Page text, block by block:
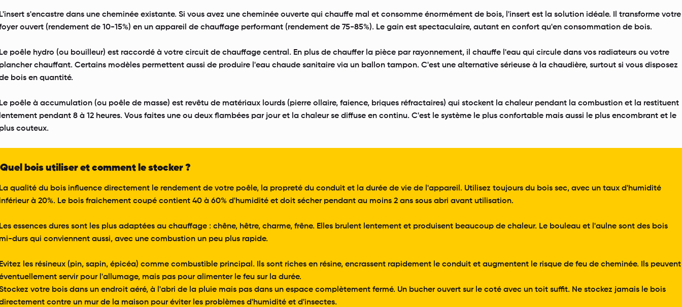
s'encastre dans une cheminée existante. Si vous avez une cheminée ouverte qui chauffe mal et consomme énormément de bois, l'insert est la solution idéale. Il transforme votre
ouvert (rendement de 10-15%) en un appareil de chauffage performant (rendement de 75-85%). Le gain est spectaculaire, autant en confort qu'en consommation de bois.
poêle hydro (ou bouilleur) est raccordé à votre circuit de chauffage central. En plus de chauffer la pièce par rayonnement, il chauffe l'eau qui circule dans vos radiateurs ou votre
chauffant. Certains modèles permettent aussi de produire l'eau chaude sanitaire via un ballon tampon. C'est une alternative sérieuse à la chaudière, surtout si vous disposez
bois en quantité.
poêle à accumulation (ou poêle de masse) est revêtu de matériaux lourds (pierre ollaire, faience, briques réfractaires) qui stockent la chaleur pendant la combustion et la restituent
pendant 8 à 12 heures. Vous faites une ou deux flambées par jour et la chaleur se diffuse en continu. C'est le système le plus confortable mais aussi le plus encombrant et le
couteux.
Quel bois utiliser et comment le stocker ?
qualité du bois influence directement le rendement de votre poêle, la propreté du conduit et la durée de vie de l'appareil. Utilisez toujours du bois sec, avec un taux d'humidité
à 20%. Le bois fraichement coupé contient 40 à 60% d'humidité et doit sécher pendant au moins 2 ans sous abri avant utilisation.
essences dures sont les plus adaptées au chauffage : chêne, hêtre, charme, frêne. Elles brulent lentement et produisent beaucoup de chaleur. Le bouleau et l'aulne sont des bois
durs qui conviennent aussi, avec une combustion un peu plus rapide.
les résineux (pin, sapin, épicéa) comme combustible principal. Ils sont riches en résine, encrassent rapidement le conduit et augmentent le risque de feu de cheminée. Ils peuvent
servir pour l'allumage, mais pas pour alimenter le feu sur la durée.
votre bois dans un endroit aéré, à l'abri de la pluie mais pas dans un espace complètement fermé. Un bucher ouvert sur le coté avec un toit suffit. Ne stockez jamais le bois
contre un mur de la maison pour éviter les problèmes d'humidité et d'insectes.